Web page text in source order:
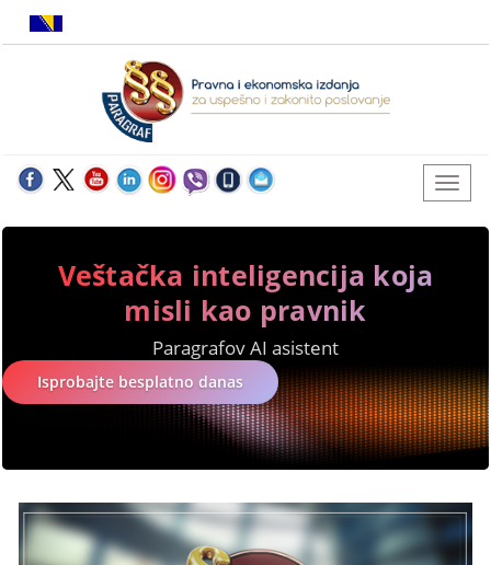
Veštačka inteligencija koja
misli kao pravnik
Paragrafov AI asistent
Isprobajte besplatno danas